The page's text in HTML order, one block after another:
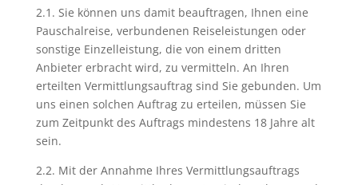
2.1. Sie können uns damit beauftragen, Ihnen eine
Pauschalreise, verbundenen Reiseleistungen oder
sonstige Einzelleistung, die von einem dritten
Anbieter erbracht wird, zu vermitteln. An Ihren
erteilten Vermittlungsauftrag sind Sie gebunden. Um
uns einen solchen Auftrag zu erteilen, müssen Sie
zum Zeitpunkt des Auftrags mindestens 18 Jahre alt
sein.
2.2. Mit der Annahme Ihres Vermittlungsauftrags